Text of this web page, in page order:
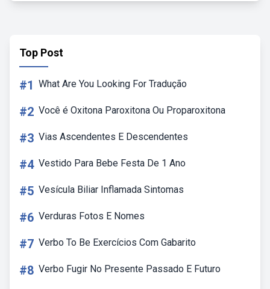
Top Post
#1 What Are You Looking For Tradução
#2 Você é Oxitona Paroxitona Ou Proparoxitona
#3 Vias Ascendentes E Descendentes
#4 Vestido Para Bebe Festa De 1 Ano
#5 Vesícula Biliar Inflamada Sintomas
#6 Verduras Fotos E Nomes
#7 Verbo To Be Exercícios Com Gabarito
#8 Verbo Fugir No Presente Passado E Futuro